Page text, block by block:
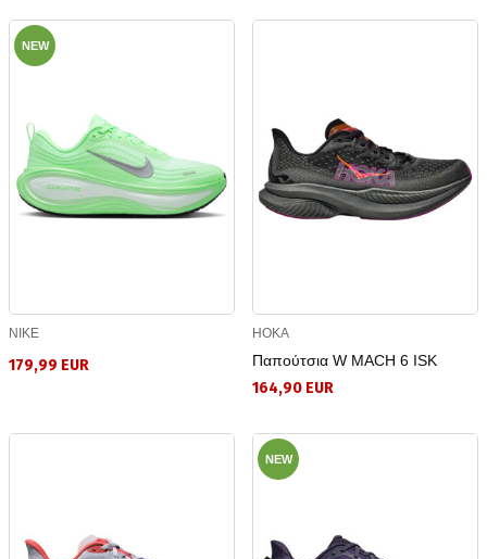
NEW
NIKE
179,99 EUR
HOKA
Παπούτσια W MACH 6 ISK
164,90 EUR
NEW